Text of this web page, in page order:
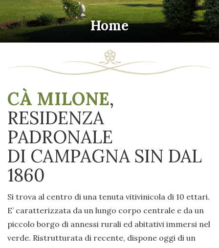
Home
CÀ MILONE,
RESIDENZA
PADRONALE
DI CAMPAGNA SIN DAL
1860
Si trova al centro di una tenuta vitivinicola di 10 ettari.
E’ caratterizzata da un lungo corpo centrale e da un
piccolo borgo di annessi rurali ed abitativi immersi nel
verde. Ristrutturata di recente, dispone oggi di un